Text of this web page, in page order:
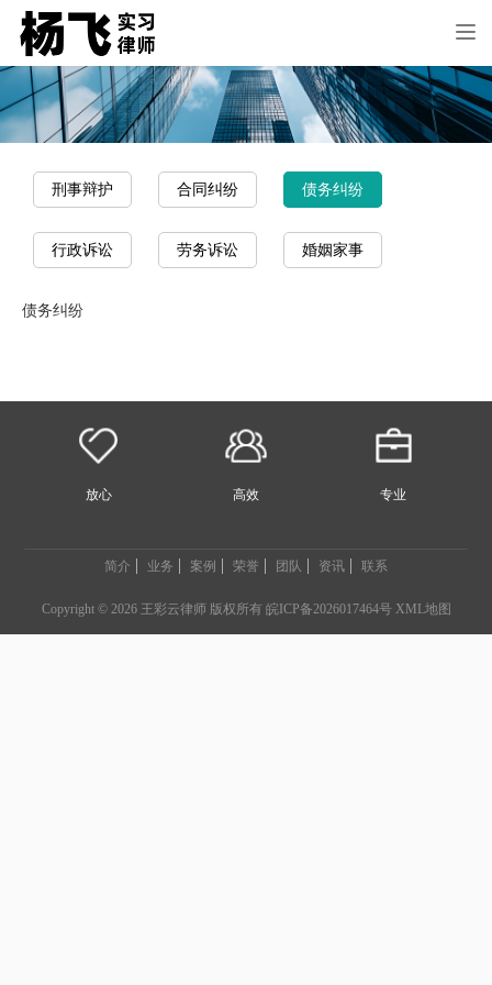
刑事辩护 合同纠纷 债务纠纷
行政诉讼 劳务诉讼 婚姻家事
债务纠纷
放心 高效 专业
简介 业务 案例 荣誉 团队 资讯 联系
Copyright © 2026 王彩云律师 版权所有 皖ICP备2026017464号 XML地图